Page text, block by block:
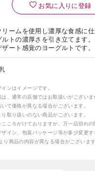
お気に入りに登録
ームを使用し濃厚な食感に
ルトの濃厚さを引き立てます
ート感覚のヨーグルトです。
ンはイメージです。
、通常の店舗ではお取扱いがございま
て価格が異なる場合がございます。
取り扱いのない商品がございます。
ころがけておりますが、万一品切れの
イン、包装パッケージ等が多少変更す
商品の内容が異なる場合がございます